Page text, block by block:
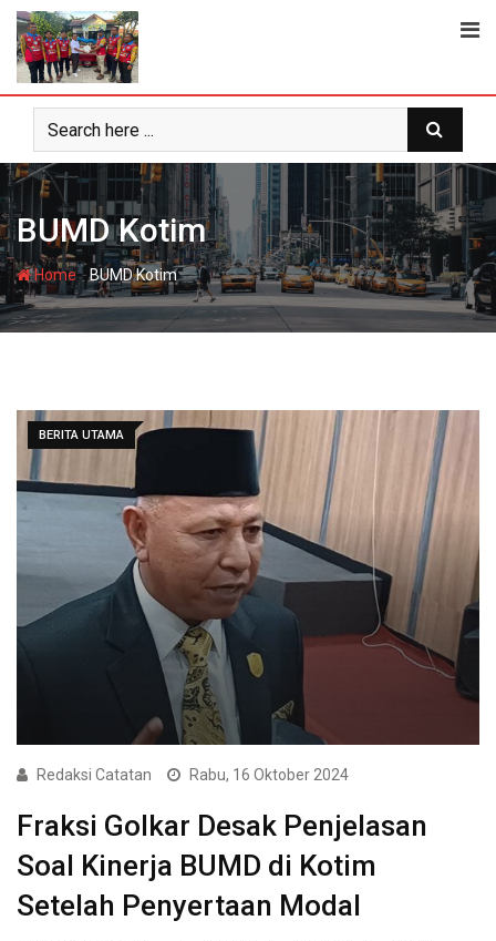
Skip
content
BUMD Kotim
Home-BUMD Kotim
BERITA UTAMA
Redaksi Catatan Rabu, 16 Oktober 2024
Fraksi Golkar Desak Penjelasan
Soal Kinerja BUMD di Kotim
Setelah Penyertaan Modal